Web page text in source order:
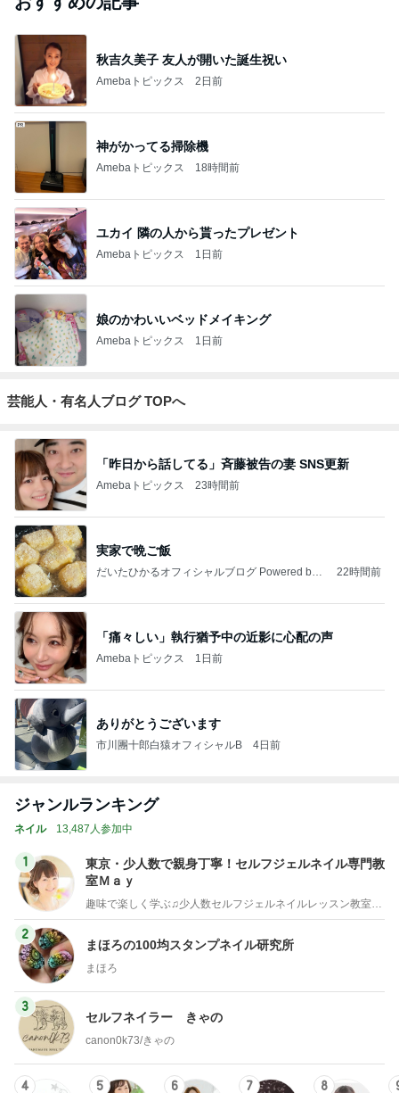
秋吉久美子 友人が開いた誕生祝い
Amebaトピックス 2日前
神がかってる掃除機
Amebaトピックス 18時間前
ユカイ 隣の人から貰ったプレゼント
Amebaトピックス 1日前
娘のかわいいベッドメイキング
Amebaトピックス 1日前
芸能人・有名人ブログ TOPへ
「昨日から話してる」斉藤被告の妻 SNS更新
Amebaトピックス 23時間前
実家で晩ご飯
だいたひかるオフィシャルブログ Powered by
22時間前
「痛々しい」執行猶予中の近影に心配の声
Amebaトピックス 1日前
ありがとうございます
市川團十郎白猿オフィシャルB 4日前
ジャンルランキング
ネイル 13,487人参加中
1
東京・少人数で親身丁寧！セルフジェルネイル専門教
室Ｍａｙ
趣味で楽しく学ぶ♫少人数セルフジェルネイルレッスン教室・東京
2
まほろの100均スタンプネイル研究所
まほろ
3
セルフネイラー きゃの
canon0k73/きゃの
4 5 6 7 8